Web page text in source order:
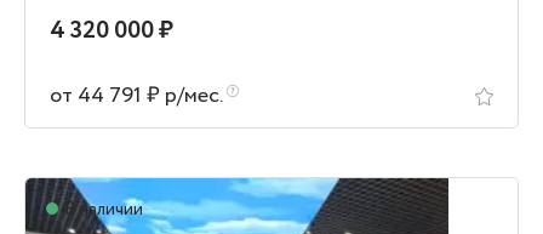
4 320 000 ₽
от 44 791 ₽ р/мес.
В наличии